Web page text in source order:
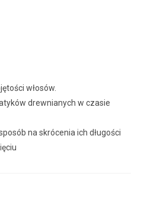
włosów.
drewnianych w czasie
na skrócenia ich długości